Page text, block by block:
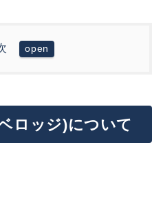
鍵はカードキー
けたい注意点
ロッジ)について